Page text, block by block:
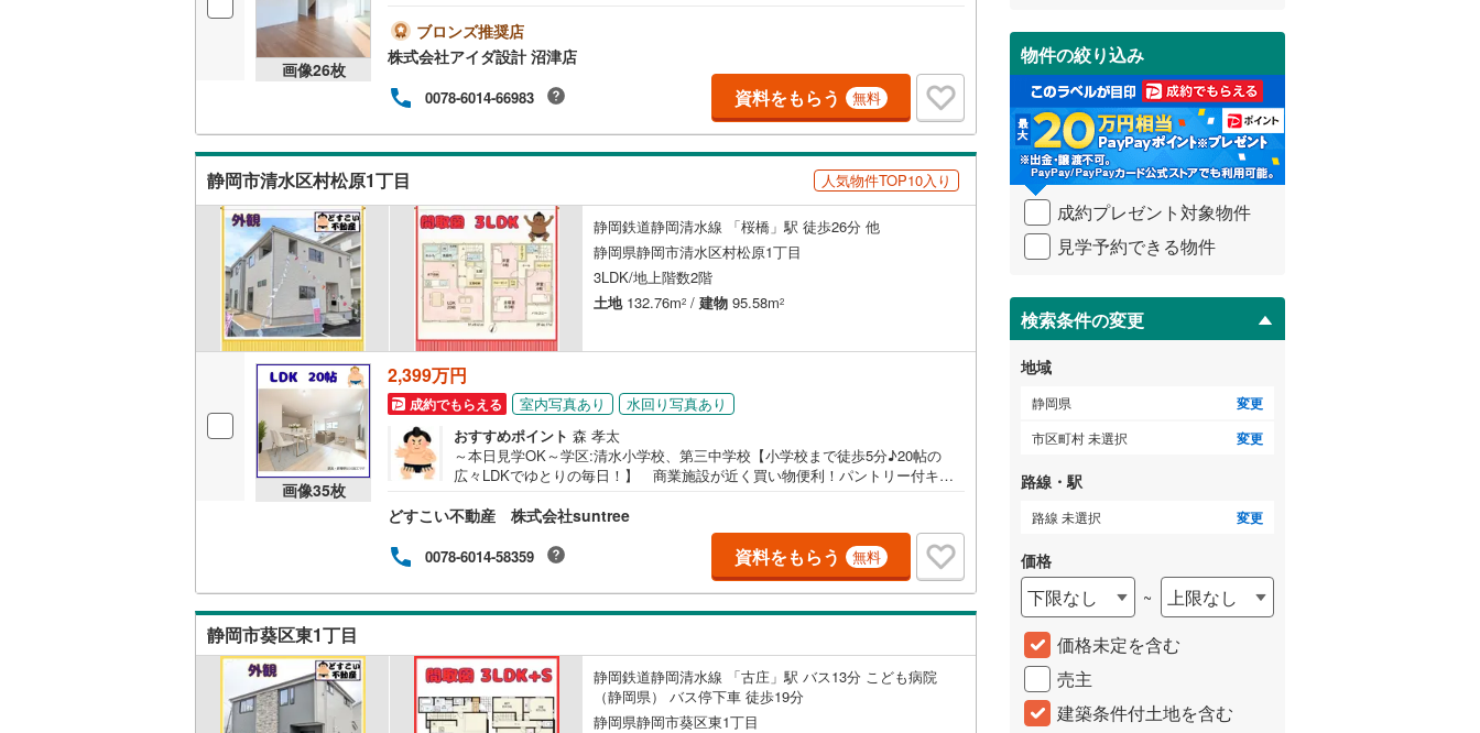
画像26枚
ブロンズ推奨店
株式会社アイダ設計 沼津店
0078-6014-66983 資料をもらう 無料
静岡市清水区村松原1丁目 人気物件TOP10入り
静岡鉄道静岡清水線 「桜橋」駅 徒歩26分 他
静岡県静岡市清水区村松原1丁目
3LDK/地上階数2階
土地132.76m2 / 建物 95.58m2
画像35枚
2,399万円
成約でもらえる 室内写真あり
水回り写真あり
おすすめポイント 森 孝太
～本日見学OK～学区:清水小学校、第三中学校【小学校まで徒歩5分♪20帖の
広々LDKでゆとりの毎日！】 商業施設が近く買い物便利！パントリー付キッ
生の「大一番」。期待と同じくらい不安もありますよね。 当店は、お客様の
不安を「安心」に変えるために、情報の透明性を何より大切にしています。・
「都合の悪いこと」も全部見せます 写真は枚数だけでなく内容にこだわり、
あえて「収納の小ささ」など、気になる点も包み隠さず掲載。・スマホで内
覧！全物件パノラマ対応 ご自宅からでも室内のサイズ感がリアルに伝わるパ
ノラマ画像を全物件で実施しています。・難しい専門用語は「禁止」です 不
す。「正直で、便利で、一番身近」な存在でありたい。 まだ何も決まってい
なくても大丈夫です。まずはお茶を飲みに行くような感覚で、あなたの「理想
の暮らし」を私たちにぶつけてください！どすこい
どすこい不動産 株式会社suntree
0078-6014-58359 資料をもらう 無料
静岡市葵区東1丁目
静岡鉄道静岡清水線 「古庄」駅 バス13分 こども病院
（静岡県） バス停下車 徒歩19分
静岡県静岡市葵区東1丁目
受
け
取
る
・
条
件
を
イ
ペ
ジ
に
保
存
す
る
物件の絞り込み
成約プレゼント対象物件
見学予約できる物件
検索条件の変更
地域
静岡県 変更
市区町村 未選択 変更
路線・駅
路線 未選択 変更
価格
下限なし ~
上限なし
価格未定を含む
売主
建築条件付土地を含む
吹き抜け（10） 間取り変更可能（
二世帯向け（0） 平屋・1階建て（3） 3階建て以上（11）
サービスルーム（納戸）
キッチン
独立型キッチン（
浴室
浴室乾燥機あり
バルコニー、庭
ウッドデッキあり（0）
収納
ウォークインクローゼット
（112）
床下収納（90）
即入居可能（22）